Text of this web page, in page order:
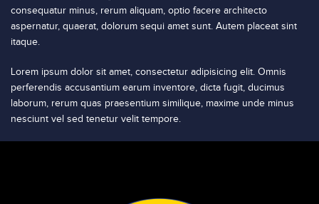
consequatur minus, rerum aliquam, optio facere architecto
aspernatur, quaerat, dolorum sequi amet sunt. Autem placeat sint
itaque.
Lorem ipsum dolor sit amet, consectetur adipisicing elit. Omnis
perferendis accusantium earum inventore, dicta fugit, ducimus
laborum, rerum quas praesentium similique, maxime unde minus
nesciunt vel sed tenetur velit tempore.